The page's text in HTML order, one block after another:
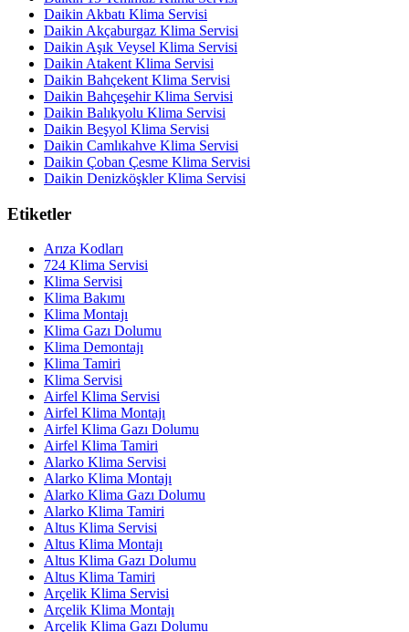
Daikin Akbatı Klima Servisi
Daikin Akçaburgaz Klima Servisi
Daikin Aşık Veysel Klima Servisi
Daikin Atakent Klima Servisi
Daikin Bahçekent Klima Servisi
Daikin Bahçeşehir Klima Servisi
Daikin Balıkyolu Klima Servisi
Daikin Beşyol Klima Servisi
Daikin Camlıkahve Klima Servisi
Daikin Çoban Çesme Klima Servisi
Daikin Denizköşkler Klima Servisi
Etiketler
Arıza Kodları
724 Klima Servisi
Klima Servisi
Klima Bakımı
Klima Montajı
Klima Gazı Dolumu
Klima Demontajı
Klima Tamiri
Klima Servisi
Airfel Klima Servisi
Airfel Klima Montajı
Airfel Klima Gazı Dolumu
Airfel Klima Tamiri
Alarko Klima Servisi
Alarko Klima Montajı
Alarko Klima Gazı Dolumu
Alarko Klima Tamiri
Altus Klima Servisi
Altus Klima Montajı
Altus Klima Gazı Dolumu
Altus Klima Tamiri
Arçelik Klima Servisi
Arçelik Klima Montajı
Arçelik Klima Gazı Dolumu